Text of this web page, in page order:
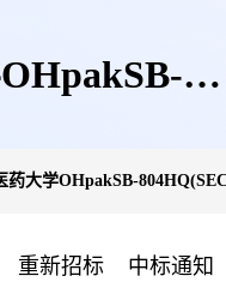
药大学OHpakSB-
重新招标 中标通知